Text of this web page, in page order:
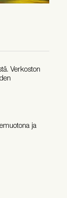
Verkoston
ja